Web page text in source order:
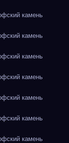
камень
камень
камень
камень
камень
камень
камень